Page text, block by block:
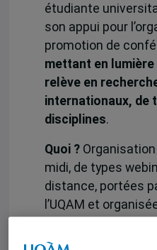
étudiante
son appui pour
promotion de
mettant en
relève en
internationaux, de
disciplines.
Quoi ?
midi, de types
distance, portées
l’UQAM et
membre. L’IEIM et